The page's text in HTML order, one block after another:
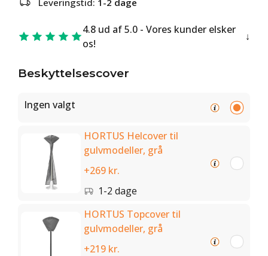
Leveringstid: 1-2 dage
4.8 ud af 5.0 - Vores kunder elsker
os!
Beskyttelsescover
Ingen valgt
HORTUS Helcover til
gulvmodeller, grå
+269 kr.
1-2 dage
HORTUS Topcover til
gulvmodeller, grå
+219 kr.